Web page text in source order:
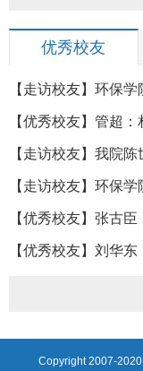
优秀校友
【走访校友】环保
【优秀校友】管超
【走访校友】我院
基仪式
【走访校友】环保
访企拓岗
【优秀校友】张古
【优秀校友】刘华
Copyright 2007-